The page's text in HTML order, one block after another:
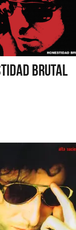
BRUTAL